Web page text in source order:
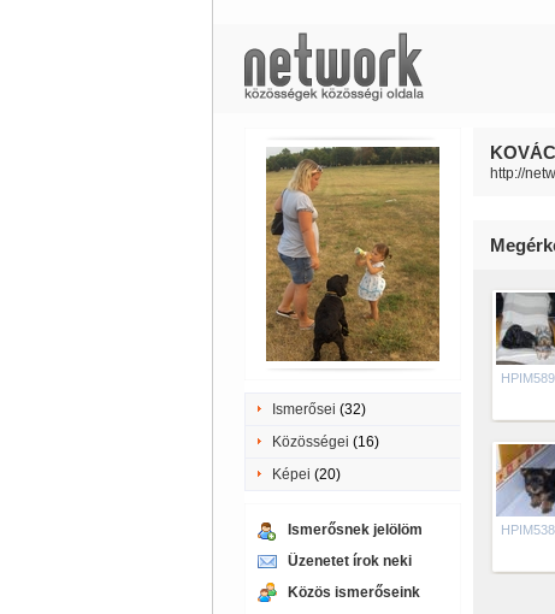
Ismerősei (32)
Közösségei (16)
Képei (20)
Ismerősnek jelölöm
Üzenetet írok neki
Közös ismerőseink
http://